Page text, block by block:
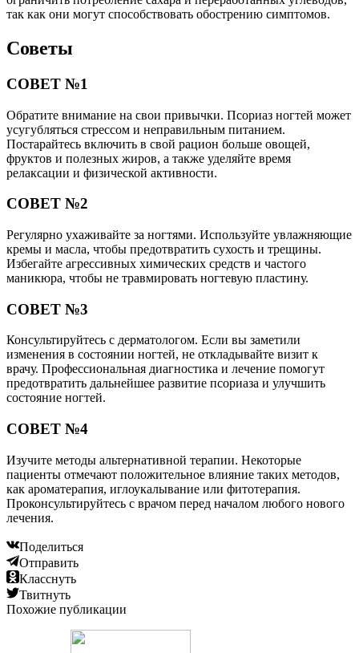
так как они могут способствовать обострению симптомов.
Советы
СОВЕТ №1
Обратите внимание на свои привычки. Псориаз ногтей может
усугубляться стрессом и неправильным питанием.
Постарайтесь включить в свой рацион больше овощей,
фруктов и полезных жиров, а также уделяйте время
релаксации и физической активности.
СОВЕТ №2
Регулярно ухаживайте за ногтями. Используйте увлажняющие
кремы и масла, чтобы предотвратить сухость и трещины.
Избегайте агрессивных химических средств и частого
маникюра, чтобы не травмировать ногтевую пластину.
СОВЕТ №3
Консультируйтесь с дерматологом. Если вы заметили
изменения в состоянии ногтей, не откладывайте визит к
врачу. Профессиональная диагностика и лечение помогут
предотвратить дальнейшее развитие псориаза и улучшить
состояние ногтей.
СОВЕТ №4
Изучите методы альтернативной терапии. Некоторые
пациенты отмечают положительное влияние таких методов,
как ароматерапия, иглоукалывание или фитотерапия.
Проконсультируйтесь с врачом перед началом любого нового
лечения.
Поделиться
Отправить
Класснуть
Твитнуть
Похожие публикации